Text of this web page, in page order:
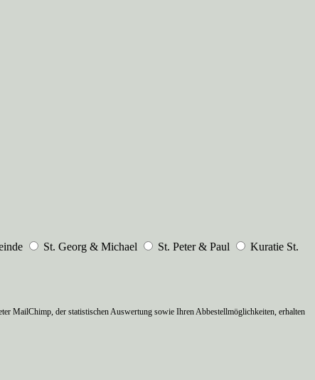
St. Georg & Michael St. Peter & Paul
Kuratie St.
MailChimp, der statistischen Auswertung sowie Ihren Abbestellmöglichkeiten, erhalten